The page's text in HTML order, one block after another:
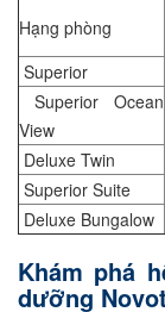
Hạng phòng
Superior
Superior Ocean
View
Deluxe Twin
Superior Suite
Deluxe Bungalow
Khám phá
dưỡng